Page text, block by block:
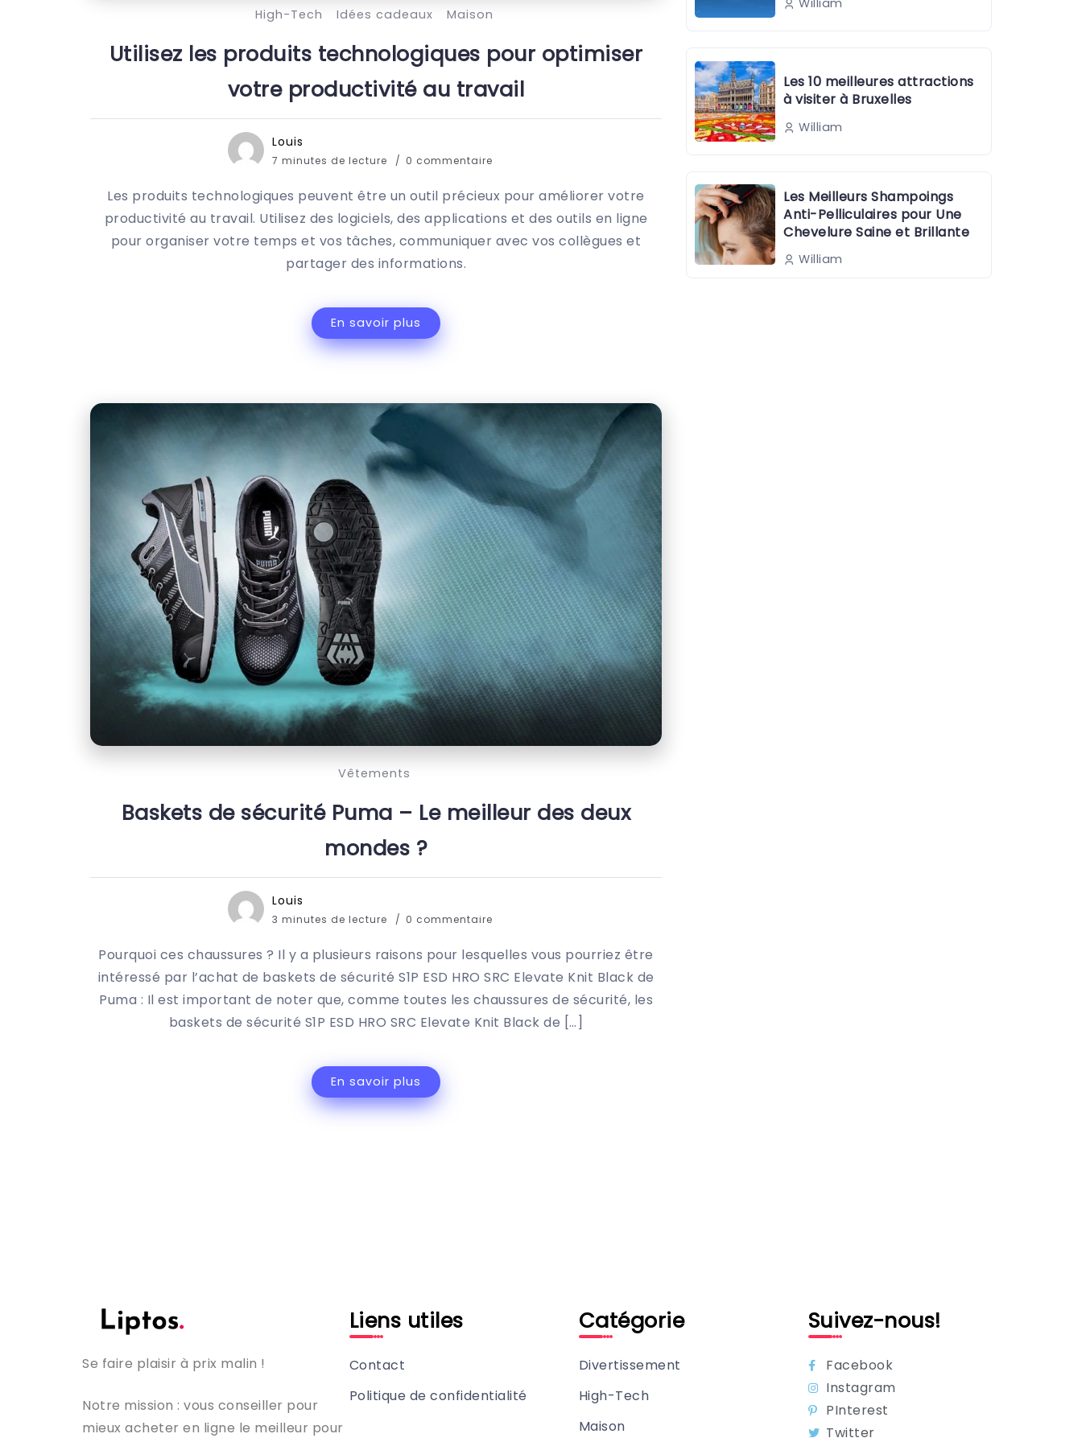
High-Tech Idées cadeaux Maison
Utilisez les produits technologiques pour optimiser
votre productivité au travail
Louis
7 minutes de lecture 0 commentaire
Les produits technologiques peuvent être un outil précieux pour améliorer votre
productivité au travail. Utilisez des logiciels, des applications et des outils en ligne
pour organiser votre temps et vos tâches, communiquer avec vos collègues et
partager des informations.
En savoir plus
Vêtements
Baskets de sécurité Puma – Le meilleur des deux
mondes ?
Louis
3 minutes de lecture 0 commentaire
Pourquoi ces chaussures ? Il y a plusieurs raisons pour lesquelles vous pourriez être
intéressé par l’achat de baskets de sécurité S1P ESD HRO SRC Elevate Knit Black de
Puma : Il est important de noter que, comme toutes les chaussures de sécurité, les
baskets de sécurité S1P ESD HRO SRC Elevate Knit Black de […]
En savoir plus
William
Les 10 meilleures attractions
à visiter à Bruxelles
William
Les Meilleurs Shampoings
Anti-Pelliculaires pour Une
Chevelure Saine et Brillante
William
Se faire plaisir à prix malin !
Notre mission : vous conseiller pour
mieux acheter en ligne le meilleur pour
Liens utiles
Contact
Politique de confidentialité
Catégorie
Divertissement
High-Tech
Maison
Suivez-nous!
Facebook
Instagram
PInterest
Twitter